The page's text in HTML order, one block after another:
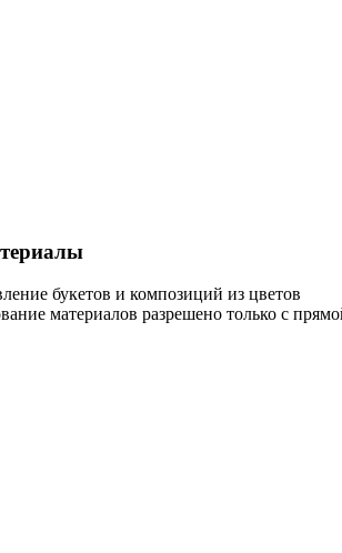
букетов и композиций из цветов
материалов разрешено только с